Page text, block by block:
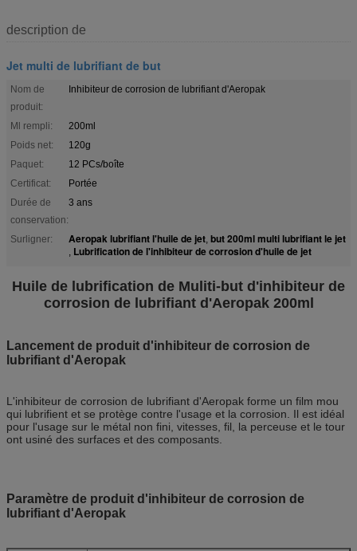
description de
Jet multi de lubrifiant de but
Nom de
produit:
Inhibiteur de corrosion de lubrifiant d'Aeropak
Ml rempli:
200ml
Poids net:
120g
Paquet:
12 PCs/boîte
Certificat:
Portée
Durée de
conservation:
3 ans
Surligner: Aeropak lubrifiant l'huile de jet, but 200ml multi lubrifiant le jet
, Lubrification de l'inhibiteur de corrosion d'huile de jet
Huile de lubrification de Muliti-but d'inhibiteur de
corrosion de lubrifiant d'Aeropak 200ml
Lancement de produit d'inhibiteur de corrosion de
lubrifiant d'Aeropak
L'inhibiteur de corrosion de lubrifiant d'Aeropak forme un film mou
qui lubrifient et se protège contre l'usage et la corrosion. Il est idéal
pour l'usage sur le métal non fini, vitesses, fil, la perceuse et le tour
ont usiné des surfaces et des composants.
Paramètre de produit d'inhibiteur de corrosion de
lubrifiant d'Aeropak